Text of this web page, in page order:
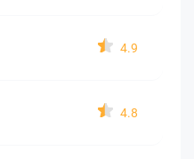
4.9
4.8